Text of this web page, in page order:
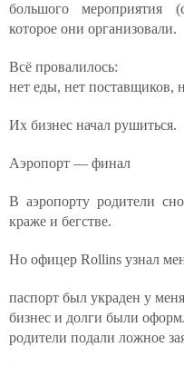
большого мероприятия
которое они организовали.
Всё провалилось:
нет еды, нет поставщиков,
Их бизнес начал рушиться.
Аэропорт — финал
В аэропорту родители
краже и бегстве.
Но офицер Rollins узнал
паспорт был украден у меня
бизнес и долги были
родители подали ложное